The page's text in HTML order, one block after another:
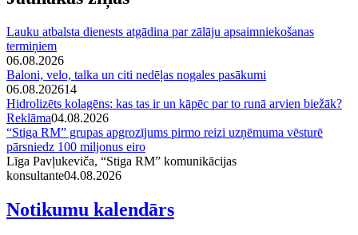
Lauku atbalsta dienests atgādina par zālāju apsaimniekošanas
termiņiem
06.08.2026
Baloni, velo, talka un citi nedēļas nogales pasākumi
06.08.202614
Hidrolizēts kolagēns: kas tas ir un kāpēc par to runā arvien biežāk?
Reklāma04.08.2026
“Stiga RM” grupas apgrozījums pirmo reizi uzņēmuma vēsturē
pārsniedz 100 miljonus eiro
Līga Pavļukeviča, “Stiga RM” komunikācijas
konsultante04.08.2026
Notikumu kalendārs